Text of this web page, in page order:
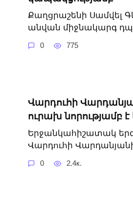
Քաղցրաշենի Սամվել
անվան միջնակարգ
0 775
Վարդուհի
ուրախ նորությամբ է
Երջանկահիշատակ
Վարդուհի
0 2.4к.